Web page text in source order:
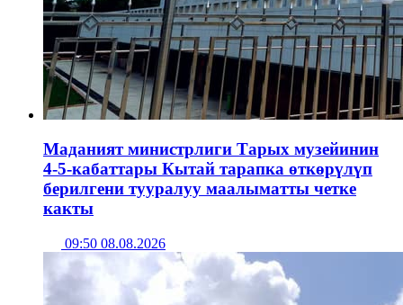
Маданият министрлиги Тарых музейинин
4-5-кабаттары Кытай тарапка өткөрүлүп
берилгени тууралуу маалыматты четке
какты
09:50 08.08.2026